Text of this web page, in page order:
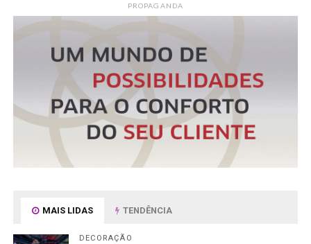
PROPAGANDA
MAIS LIDAS TENDÊNCIA
DECORAÇÃO